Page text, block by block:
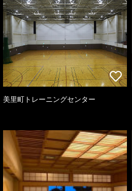
美里町トレーニングセンター